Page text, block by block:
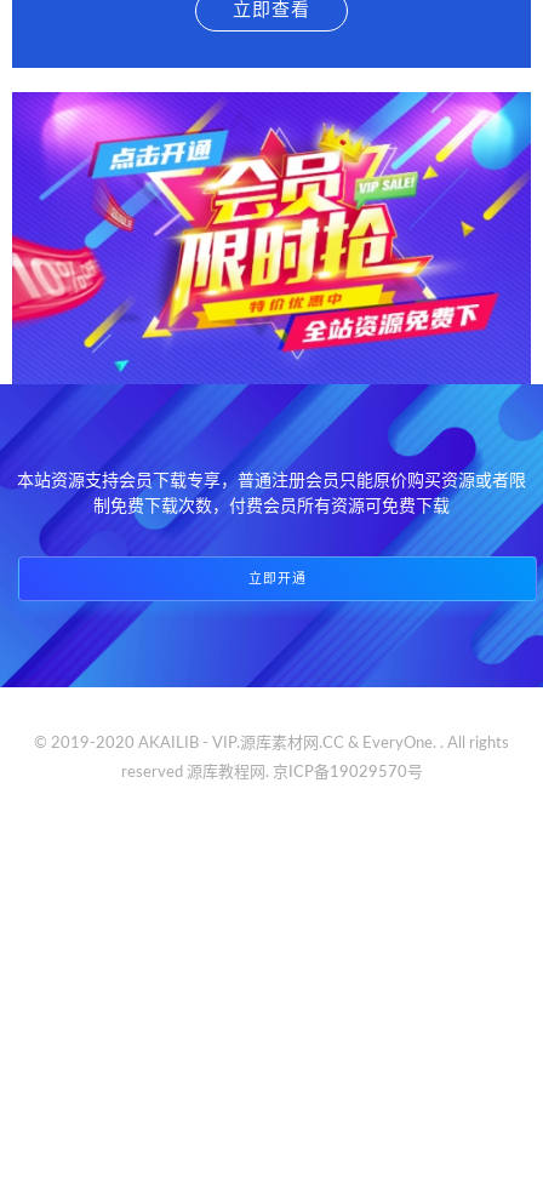
立即查看
本站资源支持会员下载专享，普通注册会员只能原价购买资源或者限
制免费下载次数，付费会员所有资源可免费下载
立即开通
© 2019-2020 AKAILIB - VIP.源库素材网.CC & EveryOne. . All rights
reserved 源库教程网. 京ICP备19029570号